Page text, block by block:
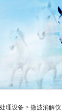
理设备 > 微波消解仪